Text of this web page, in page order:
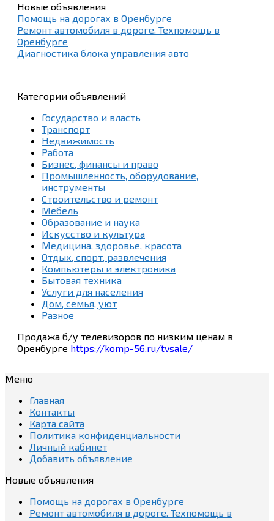
Новые объявления
Помощь на дорогах в Оренбурге
Ремонт автомобиля в дороге. Техпомощь в
Оренбурге
Диагностика блока управления авто
Категории объявлений
Государство и власть
Транспорт
Недвижимость
Работа
Бизнес, финансы и право
Промышленность, оборудование,
инструменты
Строительство и ремонт
Мебель
Образование и наука
Искусство и культура
Медицина, здоровье, красота
Отдых, спорт, развлечения
Компьютеры и электроника
Бытовая техника
Услуги для населения
Дом, семья, уют
Разное
Продажа б/у телевизоров по низким ценам в
Оренбурге https://komp-56.ru/tvsale/
Меню
Главная
Контакты
Карта сайта
Политика конфиденциальности
Личный кабинет
Добавить объявление
Новые объявления
Помощь на дорогах в Оренбурге
Ремонт автомобиля в дороге. Техпомощь в